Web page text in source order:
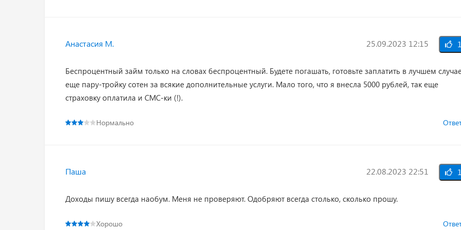
Анастасия М. 25.09.2023 12:15
Беспроцентный займ только на словах беспроцентный. Будете погашать, готовьте заплатить в лучшем
еще пару-тройку сотен за всякие дополнительные услуги. Мало того, что я внесла 5000 рублей, так еще
страховку оплатила и СМС-ки (!).
Нормально
Паша 22.08.2023 22:51
Доходы пишу всегда наобум. Меня не проверяют. Одобряют всегда столько, сколько прошу.
Хорошо